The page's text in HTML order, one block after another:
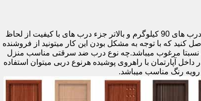
اولین راه وزن درب هست که به صورت کلی درب های کمتر از 60 کیلوگرم جزء درب های بی کیفیت محسوب میشود،70 تا 90 درب های متوسط و درب های 90 کیلوگرم و بالاتر جزء درب های با کیفیت از لحاظ
کنید که با توجه به مشکل بودن این کار میتونید از فروشنده
نسبتا مرغوب میباشد.چه نوع درب ضد سرقتی مناسب منزل
فلز،در داخل آپارتمان با راهروی پوشیده هرنوع دربی میتوان استفاده
رنگ مناسب میباشد.